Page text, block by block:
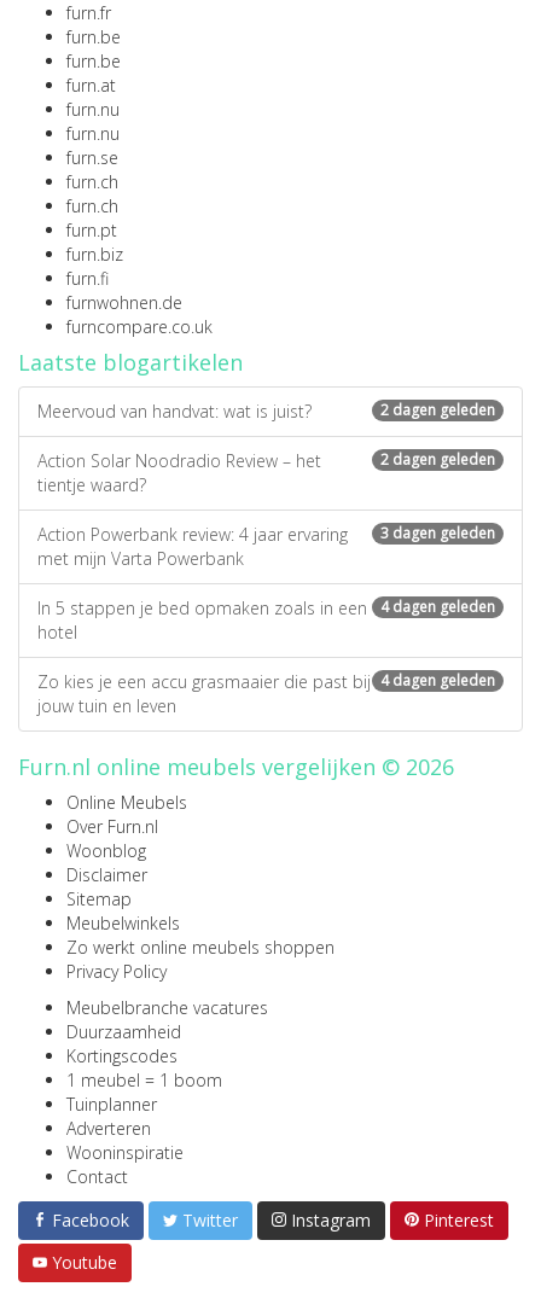
furn.fr
furn.be
furn.be
furn.at
furn.nu
furn.nu
furn.se
furn.ch
furn.ch
furn.pt
furn.biz
furn.fi
furnwohnen.de
furncompare.co.uk
Laatste blogartikelen
2 dagen geleden
Meervoud van handvat: wat is juist?
2 dagen geleden
Action Solar Noodradio Review – het
tientje waard?
3 dagen geleden
Action Powerbank review: 4 jaar ervaring
met mijn Varta Powerbank
4 dagen geleden
In 5 stappen je bed opmaken zoals in een
hotel
4 dagen geleden
Zo kies je een accu grasmaaier die past bij
jouw tuin en leven
Furn.nl online meubels vergelijken © 2026
Online Meubels
Over Furn.nl
Woonblog
Disclaimer
Sitemap
Meubelwinkels
Zo werkt online meubels shoppen
Privacy Policy
Meubelbranche vacatures
Duurzaamheid
Kortingscodes
1 meubel = 1 boom
Tuinplanner
Adverteren
Wooninspiratie
Contact
Facebook
Twitter Instagram
Pinterest
Youtube